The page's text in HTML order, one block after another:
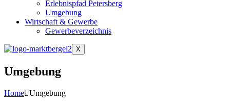
Erlebnispfad Petersberg
Umgebung
Wirtschaft & Gewerbe
Gewerbeverzeichnis
X
Umgebung
Home Umgebung